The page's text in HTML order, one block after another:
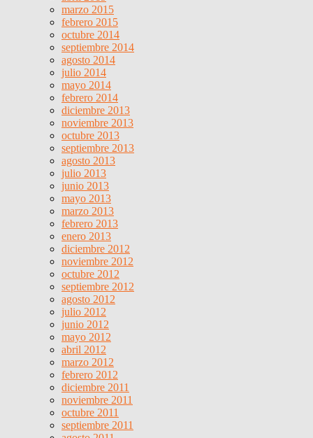
marzo 2015
febrero 2015
octubre 2014
septiembre 2014
agosto 2014
julio 2014
mayo 2014
febrero 2014
diciembre 2013
noviembre 2013
octubre 2013
septiembre 2013
agosto 2013
julio 2013
junio 2013
mayo 2013
marzo 2013
febrero 2013
enero 2013
diciembre 2012
noviembre 2012
octubre 2012
septiembre 2012
agosto 2012
julio 2012
junio 2012
mayo 2012
abril 2012
marzo 2012
febrero 2012
diciembre 2011
noviembre 2011
octubre 2011
septiembre 2011